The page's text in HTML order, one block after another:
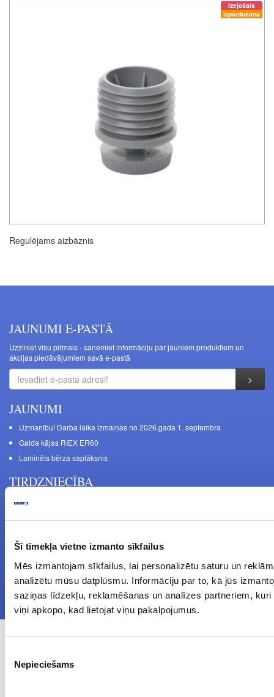
Šī tīmekļa vietne izmanto sīkfailus
Mēs izmantojam sīkfailus, lai personalizētu saturu un
analizētu mūsu datplūsmu. Informāciju par to, kā jūs
saziņas līdzekļu, reklamēšanas un analīzes partneriem,
viņi apkopo, kad lietojat viņu pakalpojumus.
izvēle
Nepieciešams
izejošais
izpārdošana
Regulējams aizbāznis
JAUNUMI E-PASTĀ
Uzziniet visu pirmais - saņemiet informāciju par jauniem produktiem un
akcijas piedāvājumiem savā e-pastā
JAUNUMI
Uzmanību! Darba laika izmaiņas no 2026.gada 1. septembra
Galda kājas RIEX ER60
Laminēts bērza saplāksnis
TIRDZNIECĪBA
MĒBEĻU MATERIĀLI Tālr.: 67846678, 67187016
Mašīnu iela 11, Rīga, LV-1063, Latvija
FURNITŪRA MĒBELĒM Tālr.: 67846682, 67844884
Latgales iela 452, Rīga, LV-1063, Latvija
Darba laiks: P.O.T.C.Pk. 9:00 - 18:00,
S. 10:00 - 15:00, Sv. - brīvdiena